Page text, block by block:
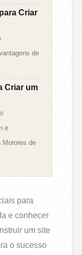
Criar
de
Criar um
e
Motores de
para
e conhecer
um site
o sucesso